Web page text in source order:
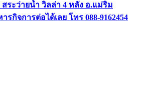
ระว่ายน้ำ วิลล่า 4 หลัง อ.แม่ริม
รกิจการต่อได้เลย โทร 088-9162454